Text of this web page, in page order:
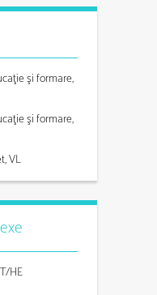
şi formare,
şi formare,
VL
HE